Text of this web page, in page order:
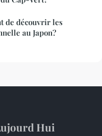
de découvrir les
au Japon?
Hui